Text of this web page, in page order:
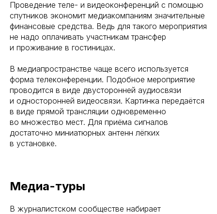
Проведение теле- и видеоконференций с помощью
спутников экономит медиакомпаниям значительные
финансовые средства. Ведь для такого мероприятия
не надо оплачивать участникам трансфер
и проживание в гостиницах.
В медиапространстве чаще всего используется
форма телеконференции. Подобное мероприятие
проводится в виде двусторонней аудиосвязи
и односторонней видеосвязи. Картинка передаётся
в виде прямой трансляции одновременно
во множество мест. Для приёма сигналов
достаточно миниатюрных антенн лёгких
в установке.
Медиа-туры
В журналистском сообществе набирает